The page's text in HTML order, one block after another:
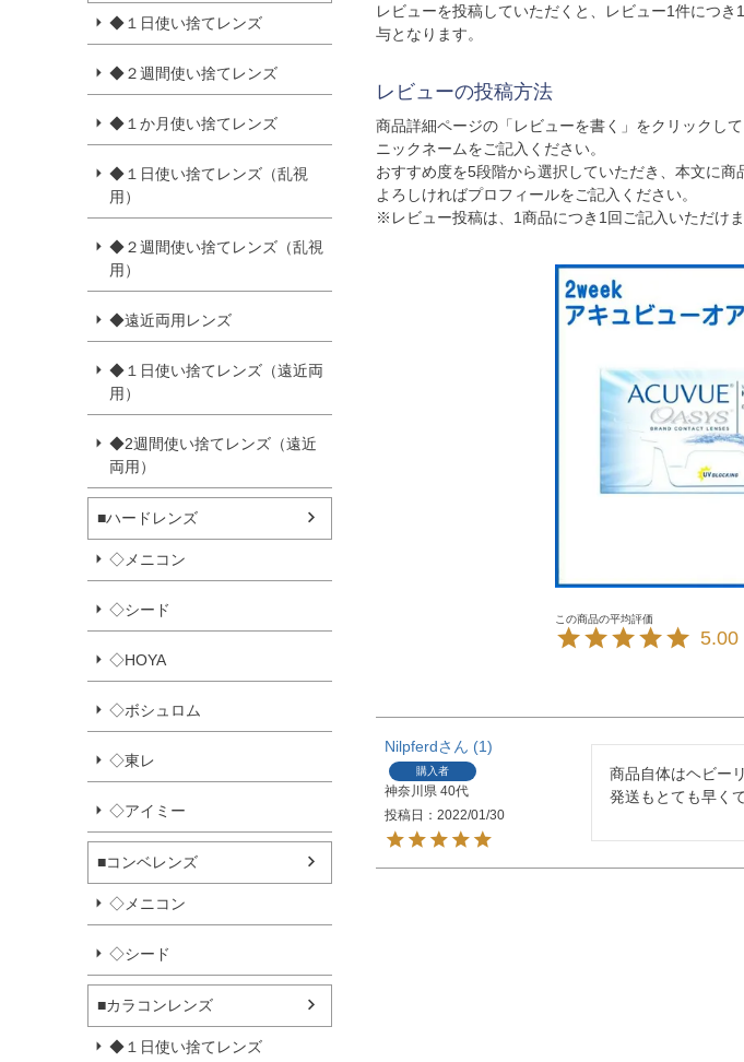
◆１日使い捨てレンズ
◆２週間使い捨てレンズ
◆１か月使い捨てレンズ
◆１日使い捨てレンズ（乱視
用）
◆２週間使い捨てレンズ（乱視
用）
◆遠近両用レンズ
◆１日使い捨てレンズ（遠近両
用）
◆2週間使い捨てレンズ（遠近
両用）
■ハードレンズ
◇メニコン
◇シード
◇HOYA
◇ボシュロム
◇東レ
◇アイミー
■コンベレンズ
◇メニコン
◇シード
■カラコンレンズ
◆１日使い捨てレンズ
レビューを投稿していただくと、レビュー1件につ
与となります。
レビューの投稿方法
商品詳細ページの「レビューを書く」をクリックして
ニックネームをご記入ください。
おすすめ度を5段階から選択していただき、本文に商
よろしければプロフィールをご記入ください。
※レビュー投稿は、1商品につき1回ご記入いただけま
5.00
Nilpferd 1
購入者
神奈川県 40代
投稿日
2022/01/30
商品自体はヘビー
発送もとても早く